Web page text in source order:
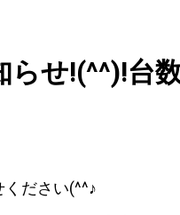
せ!(^^)!台
ださい(^^♪